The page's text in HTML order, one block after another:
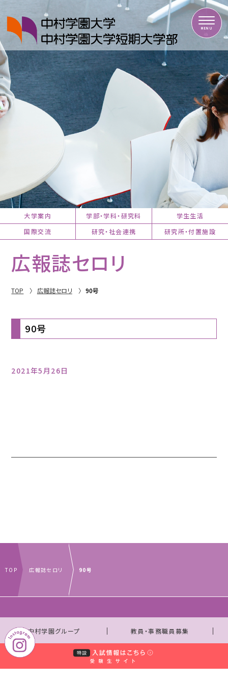
中村学園大学・中村学園大学短期大学部
MENU
大学案内 学部・学科・研究科
学生生活
国際交流
研究・社会連携 研究所・付置施設
広報誌セロリ
TOP 広報誌セロリ 90号
90号
2021年5月26日
TOP 広報誌セロリ 90号
中村学園グループ ｜ 教員・事務職員募集 ｜
取材のお申し込みについて ｜ お問い合わせ窓口一覧
｜ 個人情報保護規程